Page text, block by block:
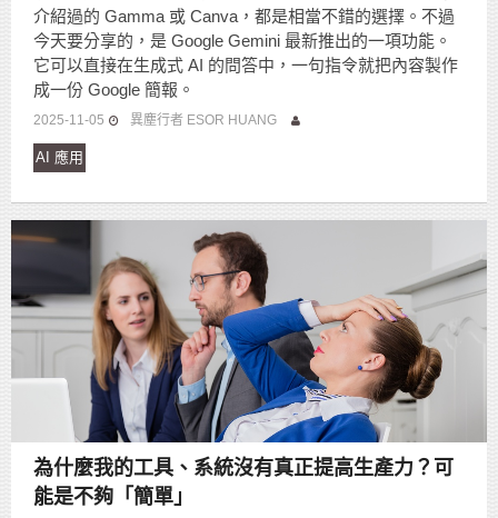
介紹過的 Gamma 或 Canva，都是相當不錯的選擇。不過
今天要分享的，是 Google Gemini 最新推出的一項功能。
它可以直接在生成式 AI 的問答中，一句指令就把內容製作
成一份 Google 簡報。
2025-11-05 異塵行者 ESOR HUANG
AI 應用
為什麼我的工具、系統沒有真正提高生產力？可
能是不夠「簡單」